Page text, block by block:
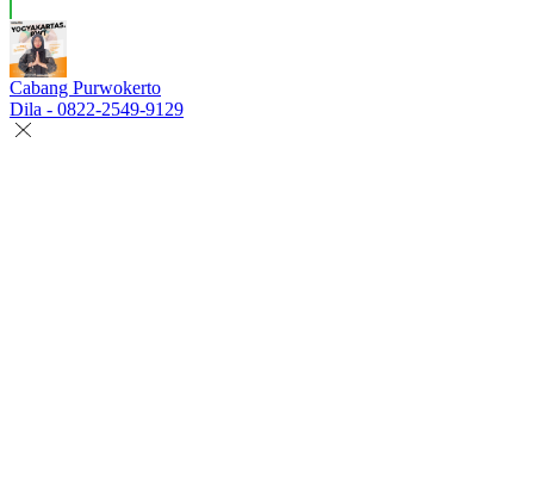
Cabang Purwokerto
Dila - 0822-2549-9129